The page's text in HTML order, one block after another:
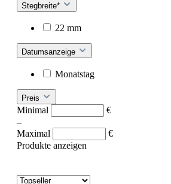
Stegbreite*
22 mm
Datumsanzeige
Monatstag
Preis
Minimal
€
–
Maximal
€
Produkte anzeigen